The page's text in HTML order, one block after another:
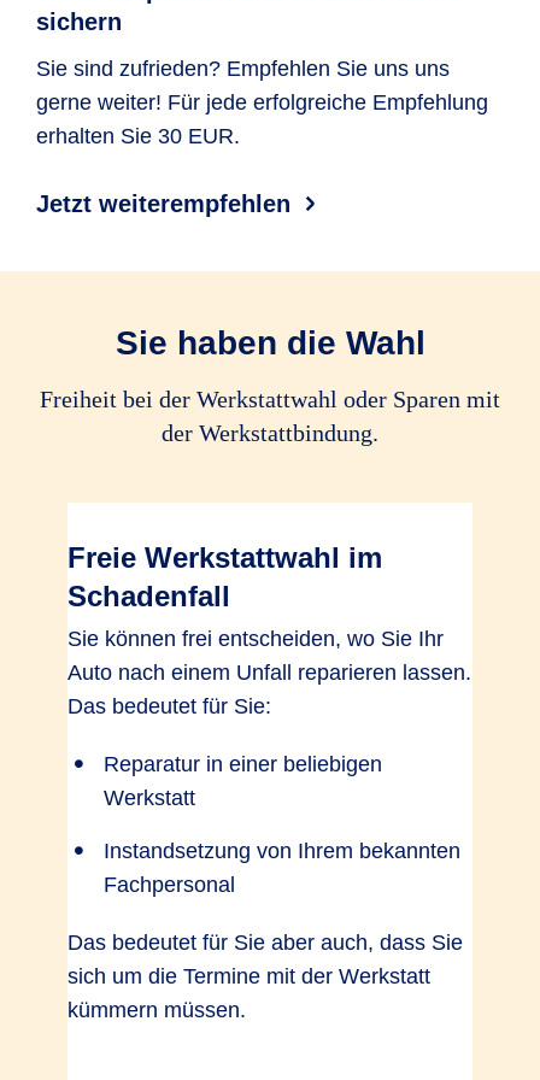
Ersatz von Schäden durch Tier­kollision
Sinne des
Alle Tiere
Verzicht auf Selbstbeteiligung bei
Glasreparatur
Ja, bei
Partner­werk­
Ja, bei
Partner­werk­
Mobilitätspauschale bei Entwendung
bis 500 EUR
Ersatz von Schäden durch Erdbeben,
und Vulkan­ausbruch
Fährrisiko
Schlinger­schäden
optional optional
sichern
Sie sind zufrieden? Empfehlen Sie uns uns
gerne weiter! Für jede erfolgreiche Empfehlung
erhalten Sie 30 EUR.
Jetzt weiterempfehlen
Sie haben die Wahl
Freiheit bei der Werkstattwahl oder Sparen mit
der Werkstattbindung.
Freie Werkstattwahl im
Schadenfall
Sie können frei entscheiden, wo Sie Ihr
Auto nach einem Unfall reparieren lassen.
Das bedeutet für Sie:
Reparatur in einer beliebigen
Werkstatt
Instandsetzung von Ihrem bekannten
Fachpersonal
Das bedeutet für Sie aber auch, dass Sie
sich um die Termine mit der Werkstatt
kümmern müssen.